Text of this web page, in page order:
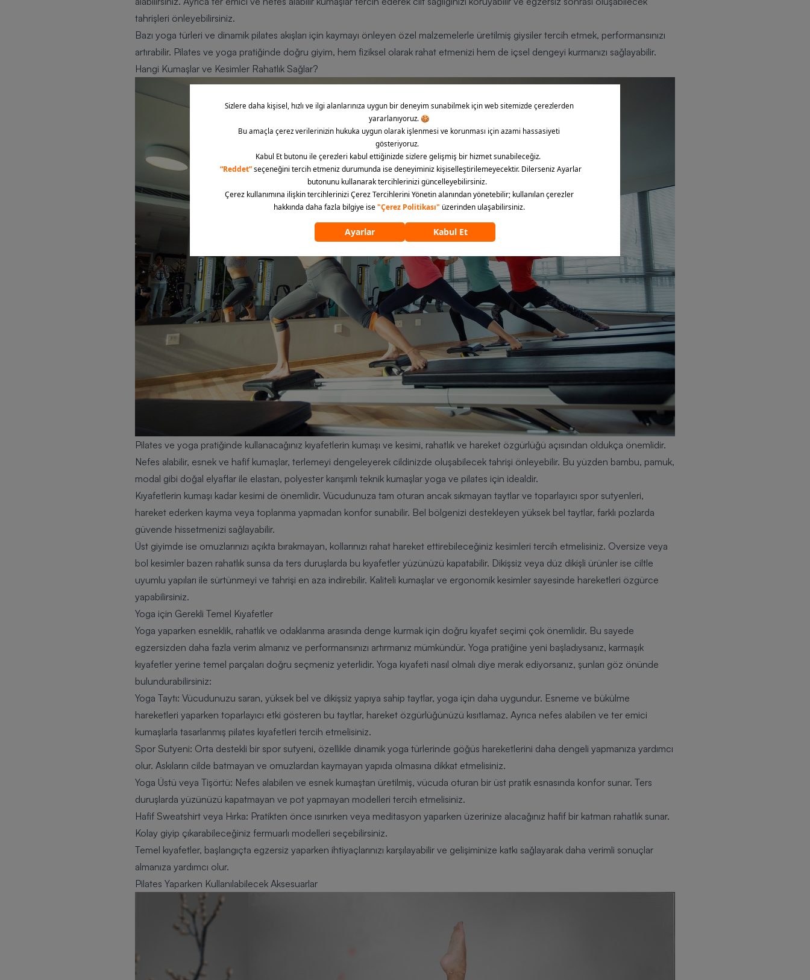
tahrişleri önleyebilirsiniz.
Bazı yoga türleri ve dinamik pilates akışları için kaymayı önleyen özel malzemelerle üretilmiş giysiler tercih etmek, performansınızı
artırabilir. Pilates ve yoga pratiğinde doğru giyim, hem fiziksel olarak rahat etmenizi hem de içsel dengeyi kurmanızı sağlayabilir.
Hangi Kumaşlar ve Kesimler Rahatlık Sağlar?
Pilates ve yoga pratiğinde kullanacağınız kıyafetlerin kumaşı ve kesimi, rahatlık ve hareket özgürlüğü açısından oldukça önemlidir.
Nefes alabilir, esnek ve hafif kumaşlar, terlemeyi dengeleyerek cildinizde oluşabilecek tahrişi önleyebilir. Bu yüzden bambu, pamuk,
modal gibi doğal elyaflar ile elastan, polyester karışımlı teknik kumaşlar yoga ve pilates için idealdir.
Kıyafetlerin kumaşı kadar kesimi de önemlidir. Vücudunuza tam oturan ancak sıkmayan taytlar ve toparlayıcı spor sutyenleri,
hareket ederken kayma veya toplanma yapmadan konfor sunabilir. Bel bölgenizi destekleyen yüksek bel taytlar, farklı pozlarda
güvende hissetmenizi sağlayabilir.
Üst giyimde ise omuzlarınızı açıkta bırakmayan, kollarınızı rahat hareket ettirebileceğiniz kesimleri tercih etmelisiniz. Oversize veya
bol kesimler bazen rahatlık sunsa da ters duruşlarda bu kıyafetler yüzünüzü kapatabilir. Dikişsiz veya düz dikişli ürünler ise ciltle
uyumlu yapıları ile sürtünmeyi ve tahrişi en aza indirebilir. Kaliteli kumaşlar ve ergonomik kesimler sayesinde hareketleri özgürce
yapabilirsiniz.
Yoga için Gerekli Temel Kıyafetler
Yoga yaparken esneklik, rahatlık ve odaklanma arasında denge kurmak için doğru kıyafet seçimi çok önemlidir. Bu sayede
egzersizden daha fazla verim almanız ve performansınızı artırmanız mümkündür. Yoga pratiğine yeni başladıysanız, karmaşık
kıyafetler yerine temel parçaları doğru seçmeniz yeterlidir. Yoga kıyafeti nasıl olmalı diye merak ediyorsanız, şunları göz önünde
bulundurabilirsiniz:
Yoga Taytı: Vücudunuzu saran, yüksek bel ve dikişsiz yapıya sahip taytlar, yoga için daha uygundur. Esneme ve bükülme
hareketleri yaparken toparlayıcı etki gösteren bu taytlar, hareket özgürlüğünüzü kısıtlamaz. Ayrıca nefes alabilen ve ter emici
kumaşlarla tasarlanmış pilates kıyafetleri tercih etmelisiniz.
Spor Sutyeni: Orta destekli bir spor sutyeni, özellikle dinamik yoga türlerinde göğüs hareketlerini daha dengeli yapmanıza yardımcı
olur. Askıların cilde batmayan ve omuzlardan kaymayan yapıda olmasına dikkat etmelisiniz.
Yoga Üstü veya Tişörtü: Nefes alabilen ve esnek kumaştan üretilmiş, vücuda oturan bir üst pratik esnasında konfor sunar. Ters
duruşlarda yüzünüzü kapatmayan ve pot yapmayan modelleri tercih etmelisiniz.
Hafif Sweatshirt veya Hırka: Pratikten önce ısınırken veya meditasyon yaparken üzerinize alacağınız hafif bir katman rahatlık sunar.
Kolay giyip çıkarabileceğiniz fermuarlı modelleri seçebilirsiniz.
Temel kıyafetler, başlangıçta egzersiz yaparken ihtiyaçlarınızı karşılayabilir ve gelişiminize katkı sağlayarak daha verimli sonuçlar
almanıza yardımcı olur.
Pilates Yaparken Kullanılabilecek Aksesuarlar